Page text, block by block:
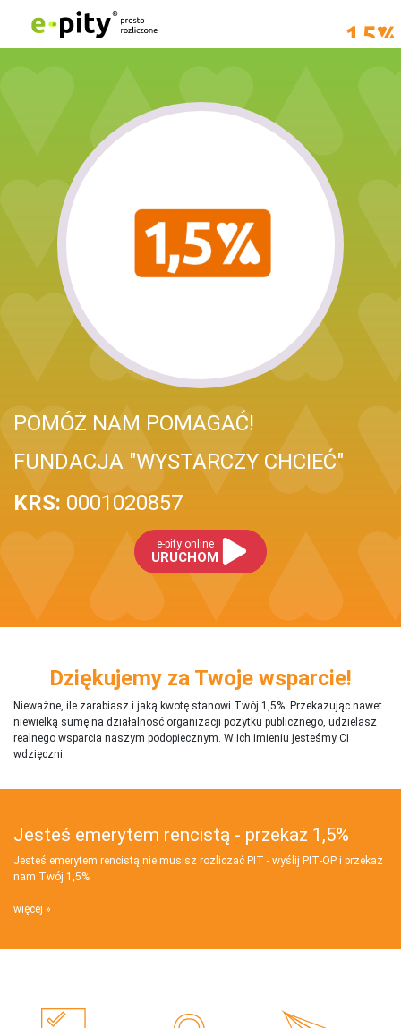
POMÓŻ NAM POMAGAĆ!
FUNDACJA "WYSTARCZY CHCIEĆ"
KRS: 0001020857
e-pity online
URUCHOM
Dziękujemy za Twoje wsparcie!
Nieważne, ile zarabiasz i jaką kwotę stanowi Twój 1,5%. Przekazując nawet
niewielką sumę na działalnosć organizacji pożytku publicznego, udzielasz
realnego wsparcia naszym podopiecznym. W ich imieniu jesteśmy Ci
wdzięczni.
Jesteś emerytem rencistą - przekaż 1,5%
Jesteś emerytem rencistą nie musisz rozliczać PIT - wyślij PIT‑OP i przekaż
nam Twój 1,5%
więcej